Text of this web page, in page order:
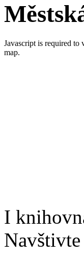
Javascript is required to
map.
I